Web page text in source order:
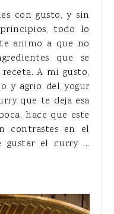
con gusto, y sin
todo lo
animo a que no
que se
A mi gusto,
y agrio del yogur
que te deja esa
hace que este
contrastes en el
gustar el curry ...